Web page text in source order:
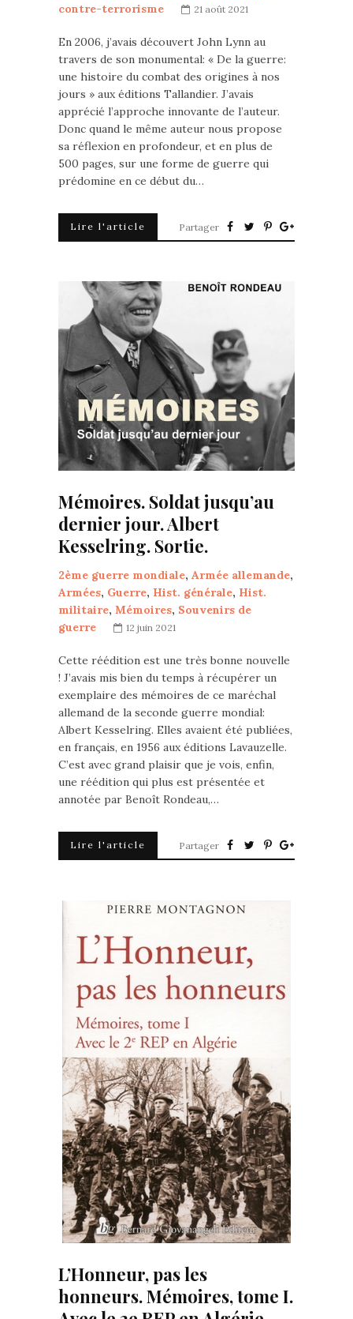
contre-terrorisme
21 août 2021
En 2006, j’avais découvert John Lynn au
travers de son monumental: « De la guerre:
une histoire du combat des origines à nos
jours » aux éditions Tallandier. J’avais
apprécié l’approche innovante de l’auteur.
Donc quand le même auteur nous propose
sa réflexion en profondeur, et en plus de
500 pages, sur une forme de guerre qui
prédomine en ce début du…
Lire l'article Partager
Mémoires. Soldat jusqu’au
dernier jour. Albert
Kesselring. Sortie.
2ème guerre mondiale, Armée allemande,
Armées, Guerre, Hist. générale, Hist.
militaire, Mémoires, Souvenirs de
guerre
12 juin 2021
Cette réédition est une très bonne nouvelle
! J’avais mis bien du temps à récupérer un
exemplaire des mémoires de ce maréchal
allemand de la seconde guerre mondial:
Albert Kesselring. Elles avaient été publiées,
en français, en 1956 aux éditions Lavauzelle.
C’est avec grand plaisir que je vois, enfin,
une réédition qui plus est présentée et
annotée par Benoît Rondeau,…
Lire l'article Partager
L’Honneur, pas les
honneurs. Mémoires, tome I.